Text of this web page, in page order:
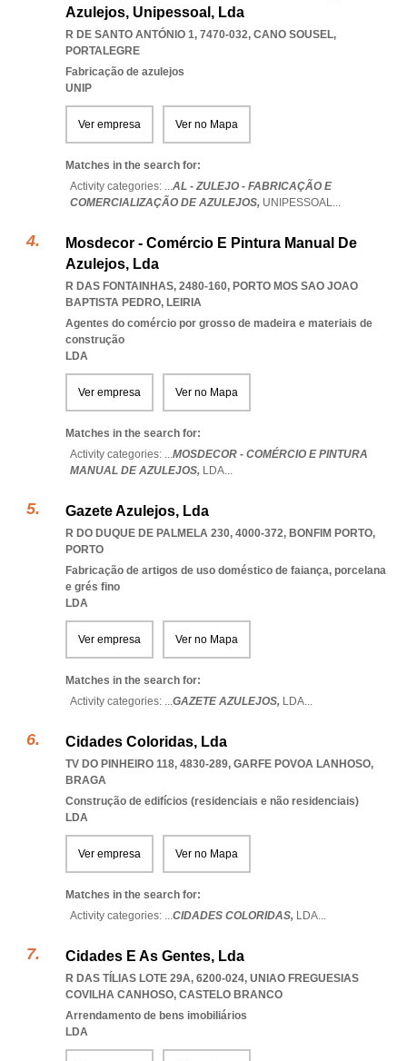
Azulejos, Unipessoal, Lda
R DE SANTO ANTÓNIO 1, 7470-032, CANO SOUSEL,
PORTALEGRE
Fabricação de azulejos
UNIP
Ver empresa Ver no Mapa
Matches in the search for:
Activity categories: ...AL - ZULEJO - FABRICAÇÃO E
COMERCIALIZAÇÃO DE AZULEJOS, UNIPESSOAL...
Mosdecor - Comércio E Pintura Manual De
Azulejos, Lda
R DAS FONTAINHAS, 2480-160, PORTO MOS SAO JOAO
BAPTISTA PEDRO, LEIRIA
Agentes do comércio por grosso de madeira e materiais de
construção
LDA
Ver empresa Ver no Mapa
Matches in the search for:
Activity categories: ...MOSDECOR - COMÉRCIO E PINTURA
MANUAL DE AZULEJOS, LDA...
Gazete Azulejos, Lda
R DO DUQUE DE PALMELA 230, 4000-372, BONFIM PORTO,
PORTO
Fabricação de artigos de uso doméstico de faiança, porcelana
e grés fino
LDA
Ver empresa Ver no Mapa
Matches in the search for:
Activity categories: ...GAZETE AZULEJOS, LDA...
Cidades Coloridas, Lda
TV DO PINHEIRO 118, 4830-289, GARFE POVOA LANHOSO,
BRAGA
Construção de edifícios (residenciais e não residenciais)
LDA
Ver empresa Ver no Mapa
Matches in the search for:
Activity categories: ...CIDADES COLORIDAS, LDA...
Cidades E As Gentes, Lda
R DAS TÍLIAS LOTE 29A, 6200-024, UNIAO FREGUESIAS
COVILHA CANHOSO, CASTELO BRANCO
Arrendamento de bens imobiliários
LDA